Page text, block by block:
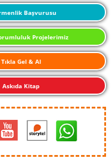
Başvurusu
Projelerimiz
Tıkla Gel & Al
Askıda Kitap